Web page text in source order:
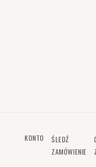
KONTO
ŚLEDŹ
ZAMÓWIENIE